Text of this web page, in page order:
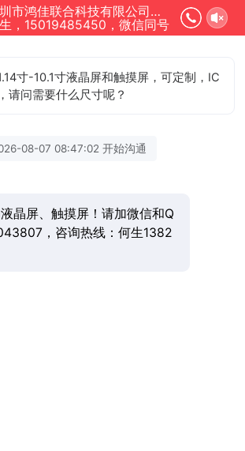
深圳市鸿佳联合科技有限公司正在为您服务
，15019485450，微信同号
寸-10.1寸液晶屏和触摸屏，可定制，IC
请问需要什么尺寸呢？
08-07 08:47:02 开始沟通
晶屏、触摸屏！请加微信和Q
，咨询热线：何生1382